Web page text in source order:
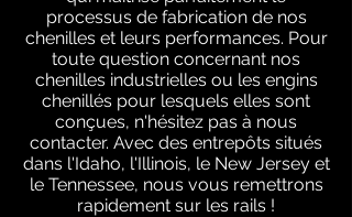
processus de fabrication de nos
chenilles et leurs performances. Pour
toute question concernant nos
chenilles industrielles ou les engins
chenillés pour lesquels elles sont
conçues, n'hésitez pas à nous
contacter. Avec des entrepôts situés
dans l'Idaho, l'Illinois, le New Jersey et
le Tennessee, nous vous remettrons
rapidement sur les rails !